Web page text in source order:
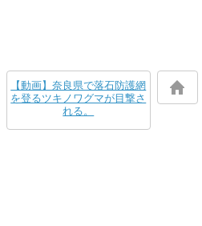
【動画】奈良県で落石防護網
を登るツキノワグマが目撃さ
れる。